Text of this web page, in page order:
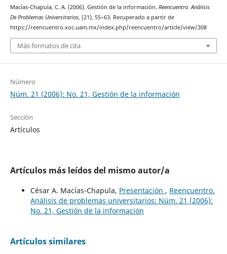
Macías-Chapula, C. A. (2006). Gestión de la información. Reencuentro. Análisis
De Problemas Universitarios, (21), 55–63. Recuperado a partir de
https://reencuentro.xoc.uam.mx/index.php/reencuentro/article/view/308
Más formatos de cita
Número
Núm. 21 (2006): No. 21, Gestión de la información
Sección
Artículos
Artículos más leídos del mismo autor/a
César A. Macías-Chapula, Presentación , Reencuentro.
Análisis de problemas universitarios: Núm. 21 (2006):
No. 21, Gestión de la información
Artículos similares